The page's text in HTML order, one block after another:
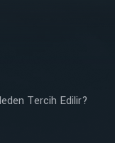
Tercih Edilir?